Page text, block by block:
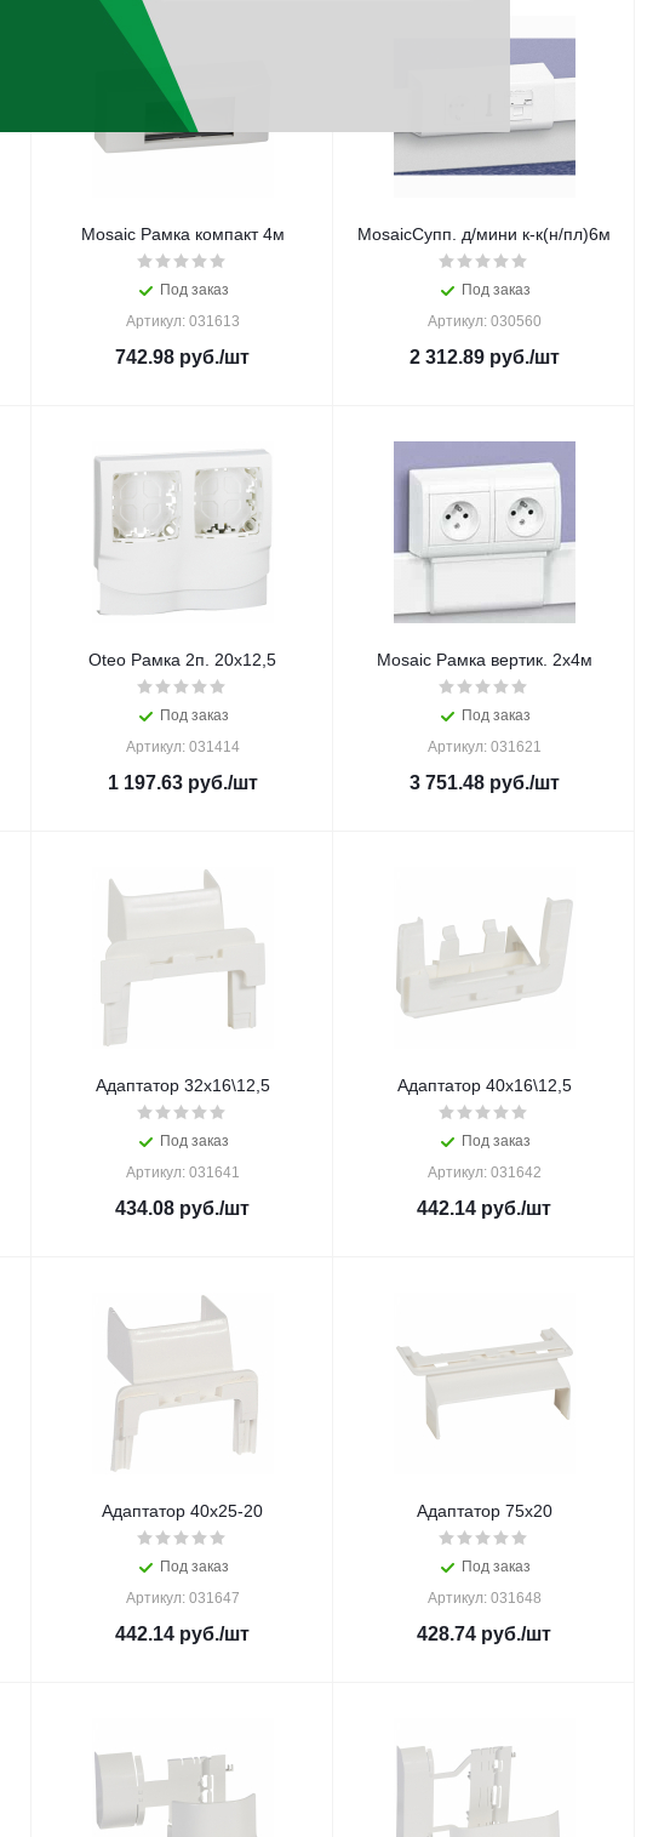
Mosaic Рамка компакт 4м
Под заказ
Артикул: 031613
742.98 руб./шт
MosaicСупп. д/мини к-к(н/пл)6м
Под заказ
Артикул: 030560
2 312.89руб./шт
Oteo Рамка 2п. 20х12,5
Под заказ
Артикул: 031414
1 197.63руб./шт
Mosaic Рамка вертик. 2х4м
Под заказ
Артикул: 031621
3 751.48руб./шт
Адаптатор 32х16\12,5
Под заказ
Артикул: 031641
434.08 руб./шт
Адаптатор 40х16\12,5
Под заказ
Артикул: 031642
442.14 руб./шт
Адаптатор 40х25-20
Под заказ
Артикул: 031647
442.14 руб./шт
Адаптатор 75х20
Под заказ
Артикул: 031648
428.74 руб./шт